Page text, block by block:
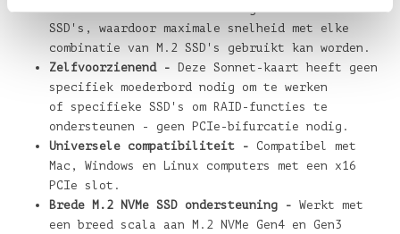
is beschikbaar voor alle x4-geschakelde
SSD's, waardoor maximale snelheid met elke
combinatie van M.2 SSD's gebruikt kan worden.
Zelfvoorzienend - Deze Sonnet-kaart heeft geen
specifiek moederbord nodig om te werken
of specifieke SSD's om RAID-functies te
ondersteunen - geen PCIe-bifurcatie nodig.
Universele compatibiliteit - Compatibel met
Mac, Windows en Linux computers met een x16
PCIe slot.
Brede M.2 NVMe SSD ondersteuning - Werkt met
een breed scala aan M.2 NVMe Gen4 en Gen3